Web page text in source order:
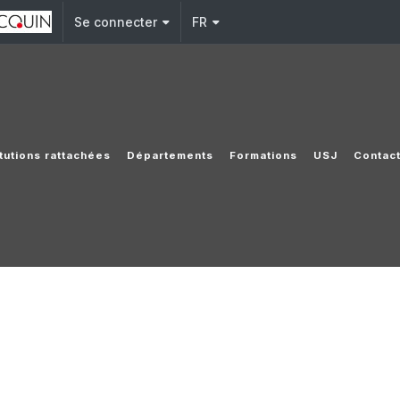
Se connecter FR
rattachées Départements Formations USJ Contact